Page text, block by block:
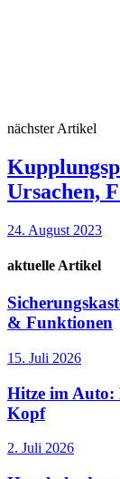
nächster Artikel
Ursachen,
24. August 2023
aktuelle Artikel
& Funktionen
15. Juli 2026
Hitze im Auto:
Kopf
2. Juli 2026